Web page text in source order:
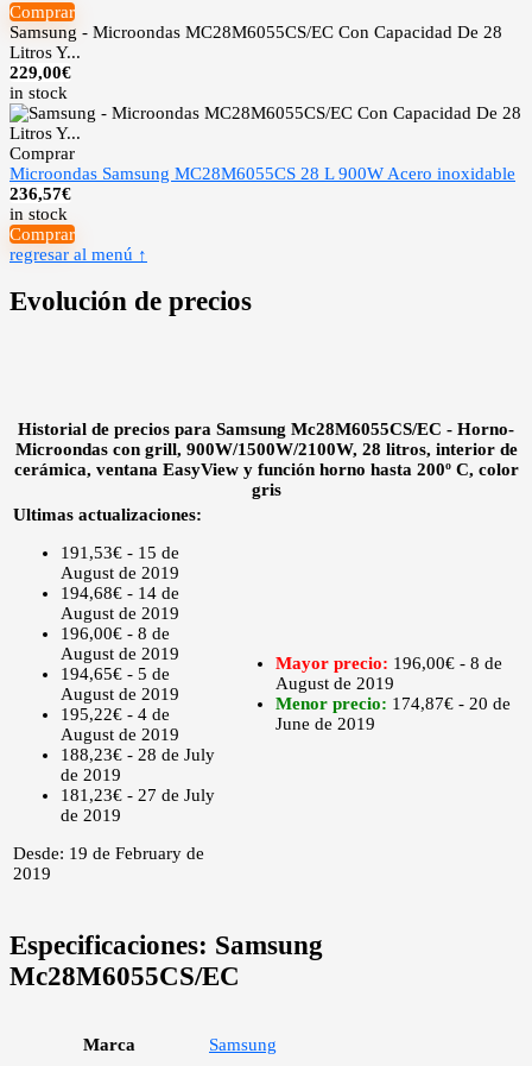
Comprar
Samsung - Microondas MC28M6055CS/EC Con Capacidad De 28
Litros Y...
229,00€
in stock
Comprar
Microondas Samsung MC28M6055CS 28 L 900W Acero inoxidable
236,57€
in stock
Comprar
regresar al menú ↑
Evolución de precios
Historial de precios para Samsung Mc28M6055CS/EC - Horno-
Microondas con grill, 900W/1500W/2100W, 28 litros, interior de
cerámica, ventana EasyView y función horno hasta 200º C, color
gris
Ultimas actualizaciones:
191,53€ - 15 de
August de 2019
194,68€ - 14 de
August de 2019
196,00€ - 8 de
August de 2019
194,65€ - 5 de
August de 2019
195,22€ - 4 de
August de 2019
188,23€ - 28 de July
de 2019
181,23€ - 27 de July
de 2019
Desde: 19 de February de
2019
Mayor precio: 196,00€ - 8 de
August de 2019
Menor precio: 174,87€ - 20 de
June de 2019
Especificaciones: Samsung
Mc28M6055CS/EC
Marca Samsung